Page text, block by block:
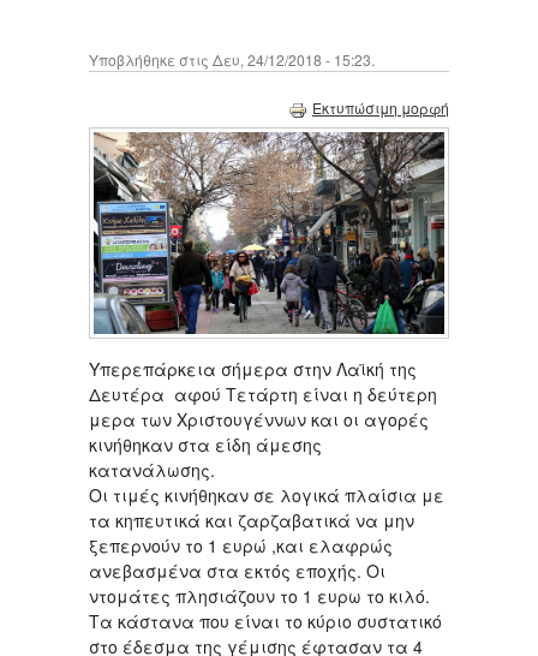
Υποβλήθηκε στις Δευ, 24/12/2018 - 15:23.
Εκτυπώσιμη μορφή
Υπερεπάρκεια σήμερα στην Λαϊκή της
Δευτέρα αφού Τετάρτη είναι η δεύτερη
μερα των Χριστουγέννων και οι αγορές
κινήθηκαν στα είδη άμεσης
κατανάλωσης.
Οι τιμές κινήθηκαν σε λογικά πλαίσια με
τα κηπευτικά και ζαρζαβατικά να μην
ξεπερνούν το 1 ευρώ ,και ελαφρώς
ανεβασμένα στα εκτός εποχής. Οι
ντομάτες πλησιάζουν το 1 ευρω το κιλό.
Τα κάστανα που είναι το κύριο συστατικό
στο έδεσμα της γέμισης έφτασαν τα 4